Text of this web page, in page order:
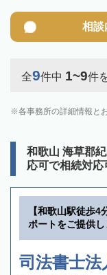
相談
全9件中 1~9件
各事務所の詳細情報と
和歌山 海草郡
応可で相続対
【和歌山駅徒歩
ポートをご提供し
司法書士